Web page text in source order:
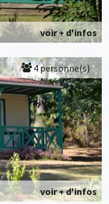
voir + d'infos
4 personne(s)
voir + d'infos